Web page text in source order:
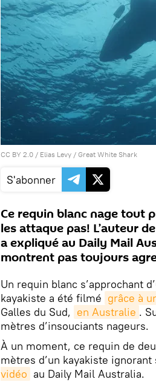
CC BY 2.0 / Elias Levy / Great White Shark
S'abonner
Ce requin blanc nage tout
les attaque pas! L’auteur
a expliqué au Daily Mail
montrent pas toujours
Un requin blanc s’approchant
kayakiste a été filmé grâce à
Galles du Sud, en Australie .
mètres d’insouciants nageurs.
À un moment, ce requin de
mètres d’un kayakiste
vidéo au Daily Mail Australia.